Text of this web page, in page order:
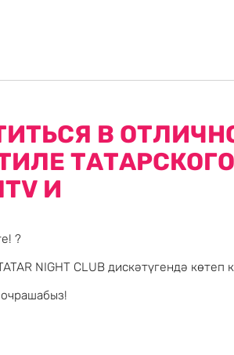
В
И
?
NIGHT CLUB дискәтүгендә көтеп